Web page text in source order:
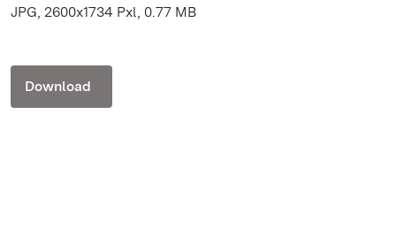
JPG, 2600x1734 Pxl, 0.77 MB
Download